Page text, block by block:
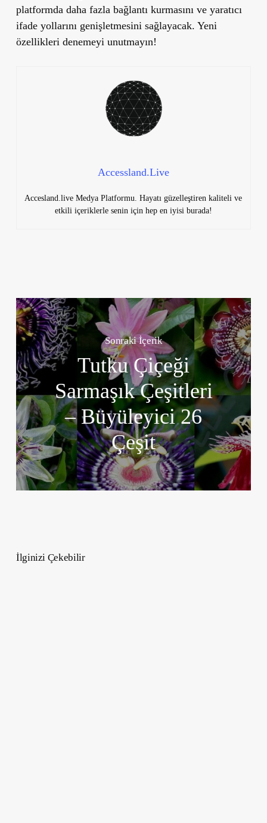
platformda daha fazla bağlantı kurmasını ve yaratıcı
ifade yollarını genişletmesini sağlayacak. Yeni
özellikleri denemeyi unutmayın!
Accessland.Live
Accesland.live Medya Platformu. Hayatı güzelleştiren kaliteli ve
etkili içeriklerle senin için hep en iyisi burada!
Sonraki İçerik
Tutku Çiçeği
Sarmaşık Çeşitleri
– Büyüleyici 26
Çeşit
İlginizi Çekebilir